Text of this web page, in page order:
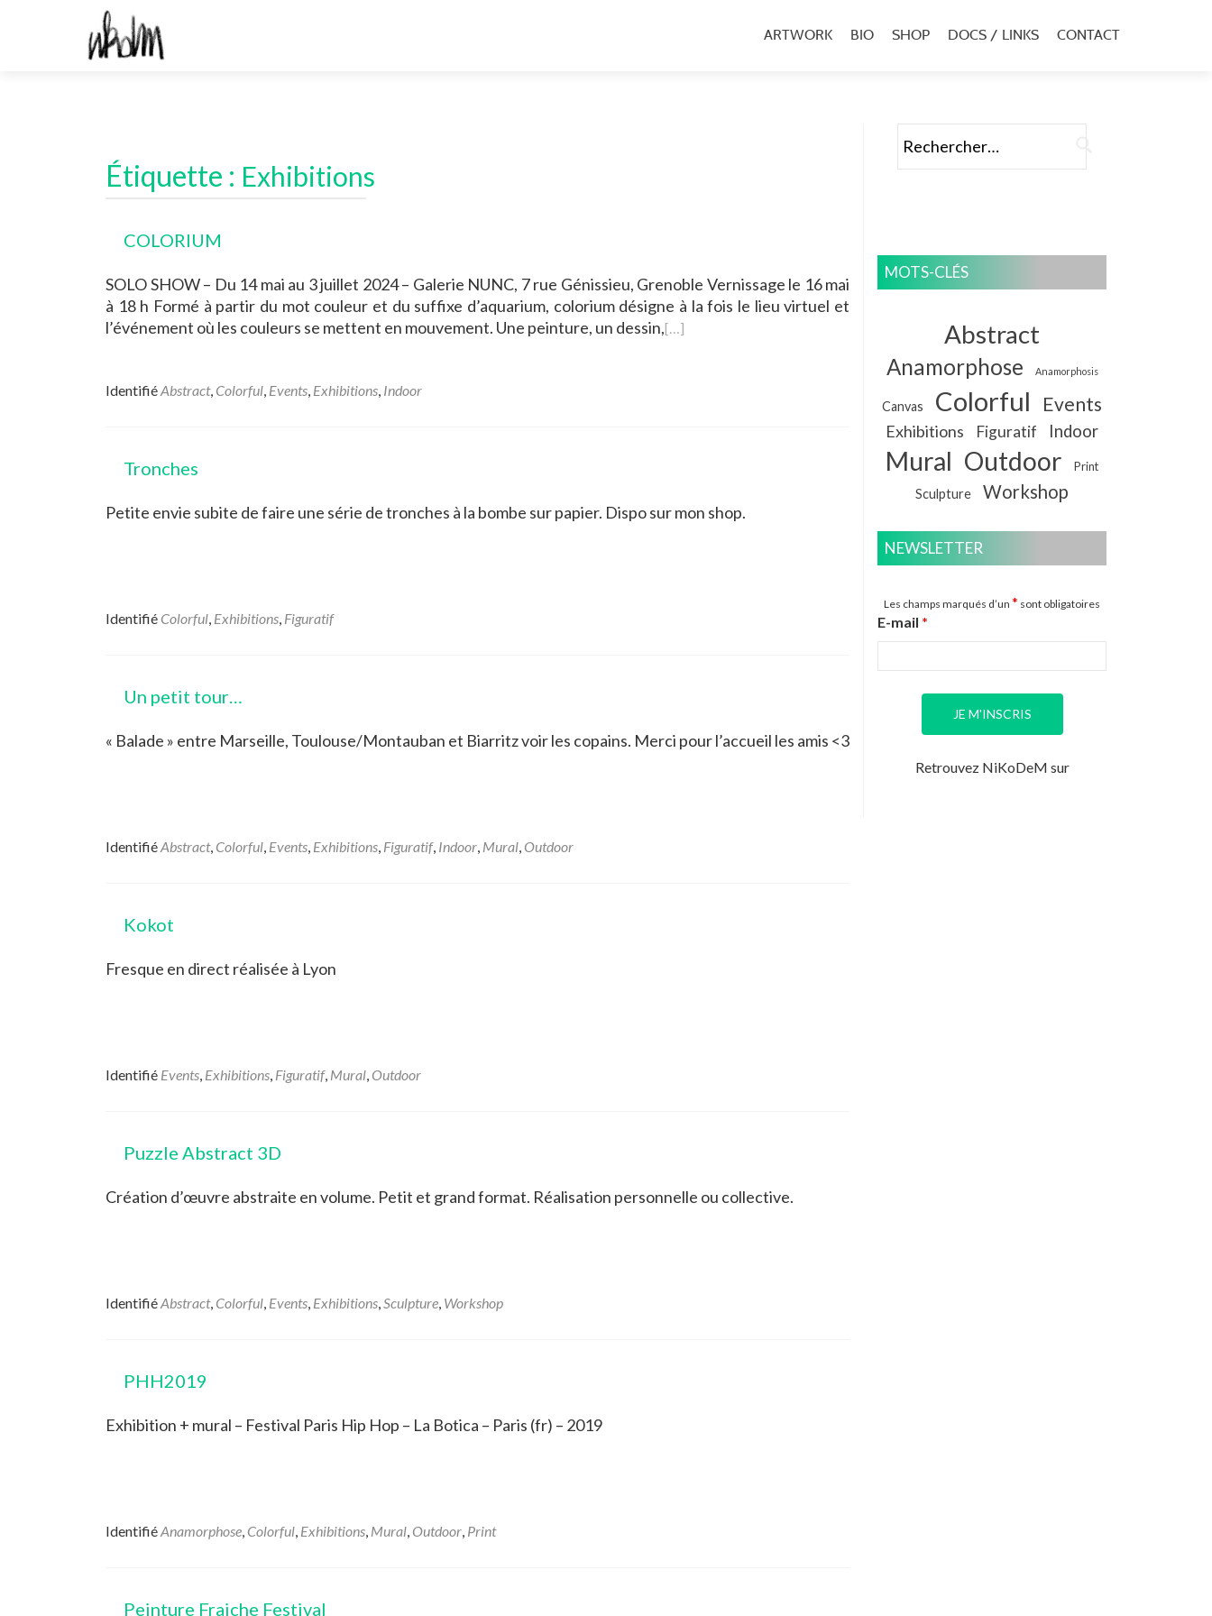
au
ARTWORK BIO SHOP DOCS / LINKS CONTACT
Étiquette : Exhibitions
COLORIUM
SOLO SHOW – Du 14 mai au 3 juillet 2024 – Galerie NUNC, 7 rue Génissieu, Grenoble Vernissage le 16 mai
à 18 h Formé à partir du mot couleur et du suffixe d’aquarium, colorium désigne à la fois le lieu virtuel et
l’événement où les couleurs se mettent en mouvement. Une peinture, un dessin,[…]
IdentifiéAbstract, Colorful, Events, Exhibitions, Indoor
Tronches
Petite envie subite de faire une série de tronches à la bombe sur papier. Dispo sur mon shop.
Identifié Colorful, Exhibitions, Figuratif
Un petit tour…
« Balade » entre Marseille, Toulouse/Montauban et Biarritz voir les copains. Merci pour l’accueil les amis <3
IdentifiéAbstract, Colorful, Events, Exhibitions, Figuratif, Indoor, Mural, Outdoor
Kokot
Fresque en direct réalisée à Lyon
Identifié Events, Exhibitions, Figuratif, Mural, Outdoor
Puzzle Abstract 3D
Création d’œuvre abstraite en volume. Petit et grand format. Réalisation personnelle ou collective.
IdentifiéAbstract, Colorful, Events, Exhibitions,Sculpture, Workshop
PHH2019
Exhibition + mural – Festival Paris Hip Hop – La Botica – Paris (fr) – 2019
IdentifiéAnamorphose, Colorful, Exhibitions, Mural, Outdoor, Print
Peinture Fraiche Festival
MOTS-CLÉS
Abstract
Anamorphose Anamorphosis
Canvas Colorful Events
Exhibitions Figuratif Indoor
Mural Outdoor Print
Sculpture Workshop
NEWSLETTER
Les champs marqués d’un * sont obligatoires
E-mail *
Retrouvez NiKoDeM sur